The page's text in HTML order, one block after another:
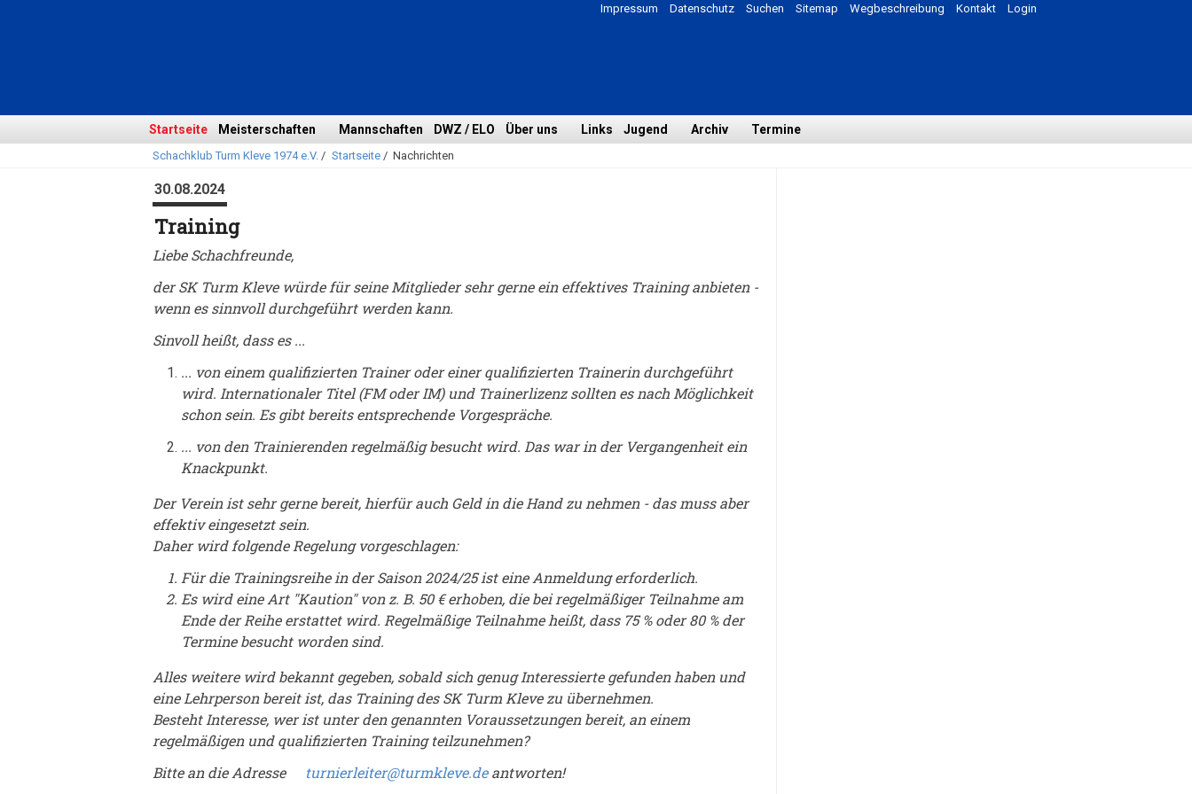
Login
Kontakt
Wegbeschreibung
Sitemap
Suchen
Datenschutz
Impressum
Startseite Meisterschaften Mannschaften DWZ / ELO Über uns Links Jugend Archiv Termine
Schachklub Turm Kleve 1974 e.V. / Startseite/ Nachrichten
30.08.2024
Training
Liebe Schachfreunde,
der SK Turm Kleve würde für seine Mitglieder sehr gerne ein effektives Training anbieten -
wenn es sinnvoll durchgeführt werden kann.
Sinvoll heißt, dass es ...
... von einem qualifizierten Trainer oder einer qualifizierten Trainerin durchgeführt
wird. Internationaler Titel (FM oder IM) und Trainerlizenz sollten es nach Möglichkeit
schon sein. Es gibt bereits entsprechende Vorgespräche.
... von den Trainierenden regelmäßig besucht wird. Das war in der Vergangenheit ein
Knackpunkt.
Der Verein ist sehr gerne bereit, hierfür auch Geld in die Hand zu nehmen - das muss aber
effektiv eingesetzt sein.
Daher wird folgende Regelung vorgeschlagen:
Für die Trainingsreihe in der Saison 2024/25 ist eine Anmeldung erforderlich.
Es wird eine Art "Kaution" von z. B. 50 € erhoben, die bei regelmäßiger Teilnahme am
Ende der Reihe erstattet wird. Regelmäßige Teilnahme heißt, dass 75 % oder 80 % der
Termine besucht worden sind.
Alles weitere wird bekannt gegeben, sobald sich genug Interessierte gefunden haben und
eine Lehrperson bereit ist, das Training des SK Turm Kleve zu übernehmen.
Besteht Interesse, wer ist unter den genannten Voraussetzungen bereit, an einem
regelmäßigen und qualifizierten Training teilzunehmen?
Bitte an die Adresse
turnierleiter@turmkleve.deantworten!